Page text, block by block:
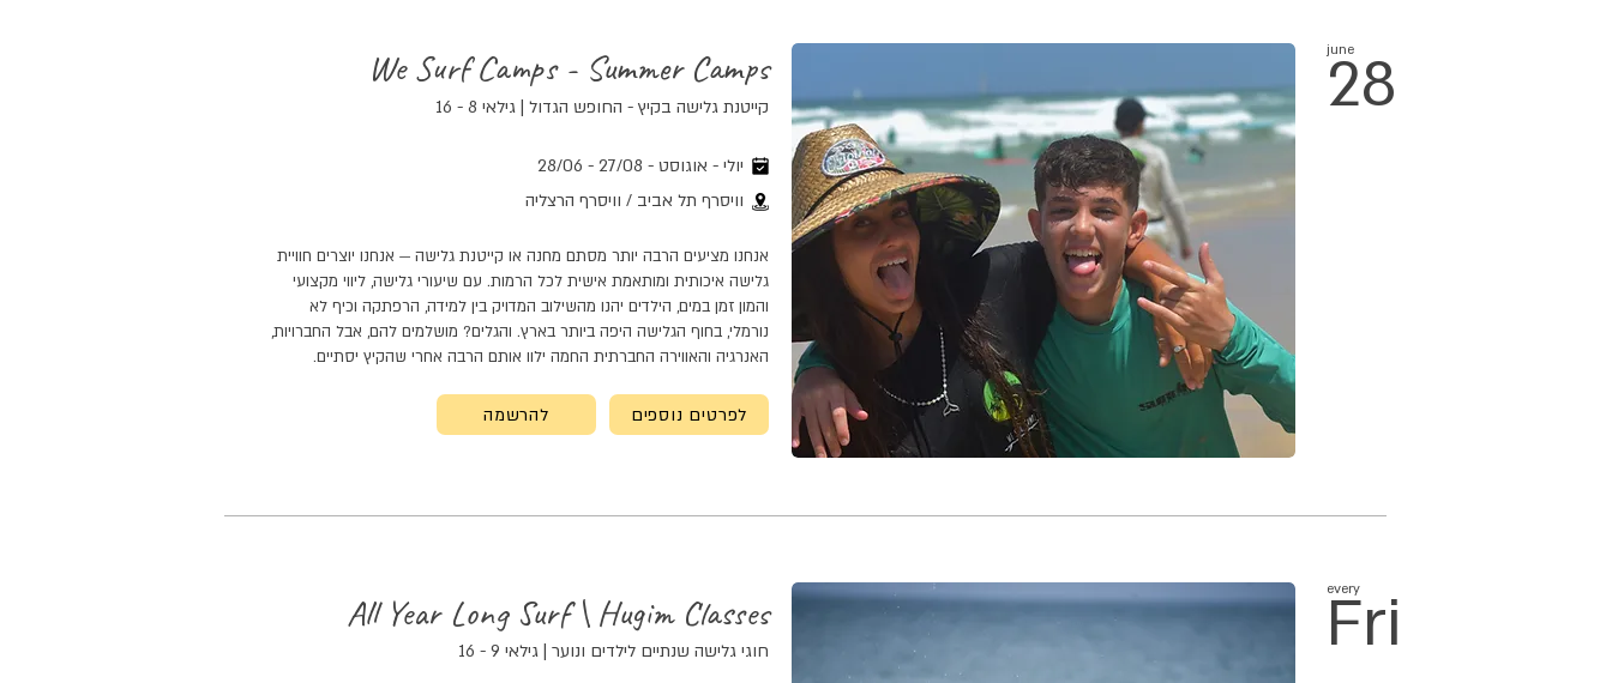
We Surf Camps - Summer Camps
קייטנת גלישה בקיץ - החופש הגדול | גילאי 8 - 16
יולי - אוגוסט - 27/08 - 28/06
וויסרף תל אביב / וויסרף הרצליה
אנחנו מציעים הרבה יותר מסתם מחנה או קייטנת גלישה — אנחנו יוצרים חוויית
גלישה איכותית ומותאמת אישית לכל הרמות. עם שיעורי גלישה, ליווי מקצועי
והמון זמן במים, הילדים יהנו מהשילוב המדויק בין למידה, הרפתקה וכיף לא
נורמלי, בחוף הגלישה היפה ביותר בארץ. והגלים? מושלמים להם, אבל החברויות,
האנרגיה והאווירה החברתית החמה ילוו אותם הרבה אחרי שהקיץ יסתיים.
להרשמה לפרטים נוספים
june
28
All Year Long Surf \ Hugim Classes
חוגי גלישה שנתיים לילדים ונוער | גילאי 9 - 16
every
Fri